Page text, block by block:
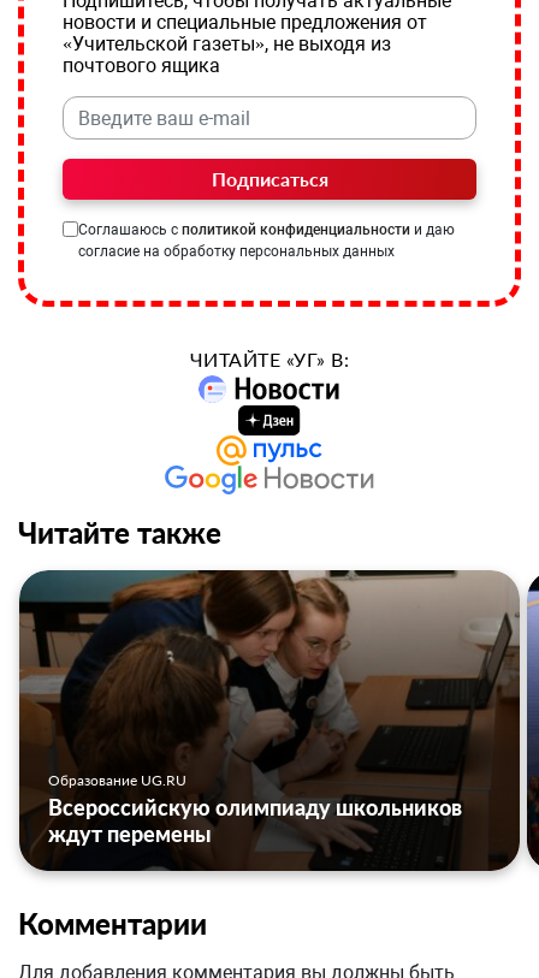
новости и специальные предложения от
«Учительской газеты», не выходя из
почтового ящика
Подписаться
Соглашаюсь с политикой конфиденциальности и даю
согласие на обработку персональных данных
ЧИТАЙТЕ «УГ» В:
Читайте также
Образование UG.RU
Всероссийскую олимпиаду школьников
ждут перемены
Комментарии
Для добавления комментария вы должны быть